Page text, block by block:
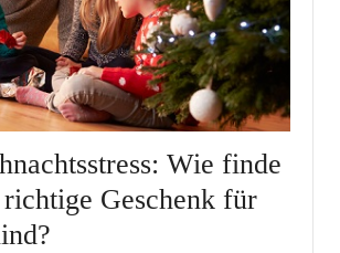
Wie finde
Geschenk für